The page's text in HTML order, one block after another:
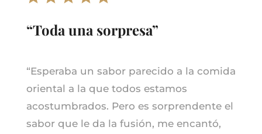
“Toda una sorpresa”
“Esperaba un sabor parecido a la comida
oriental a la que todos estamos
acostumbrados. Pero es sorprendente el
sabor que le da la fusión, me encantó,